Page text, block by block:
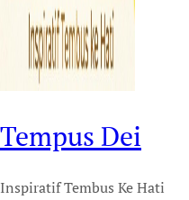
Tempus Dei
Inspiratif Tembus Ke Hati